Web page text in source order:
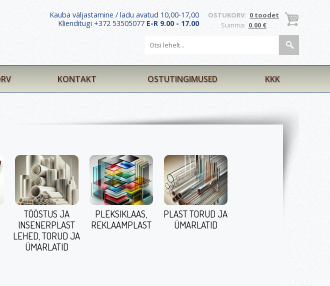
Kauba väljastamine / ladu avatud 10,00-17,00
Klienditugi +372 53505077 E-R 9.00 - 17.00
OSTUKORV: 0 toodet
Summa: 0.00 €
KONTAKT OSTUTINGIMUSED KKK
TÖÖSTUS JA
INSENERPLAST
LEHED, TORUD JA
ÜMARLATID
PLEKSIKLAAS,
REKLAAMPLAST
PLAST TORUD JA
ÜMARLATID